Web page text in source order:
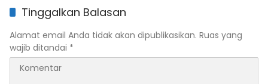
WargaTinggalkan Balasan
Alamat email Anda tidak akan dipublikasikan. Ruas yang
wajib ditandai *